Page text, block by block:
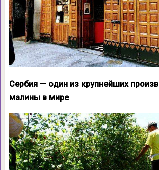
Сербия — один из крупнейших
малины в мире